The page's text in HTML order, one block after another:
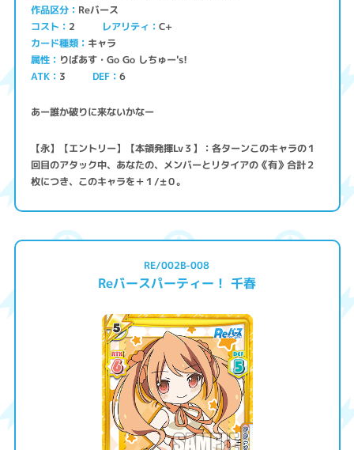
作品区分 Reバース
コスト 2 レアリティ C+
カード種類 キャラ
属性 りばあす・Go Go しちゅー's!
ATK 3 DEF 6
あー誰か破りに来ないかなー
【永】【エントリー】【本領発揮Lv３】：各ターンこのキャラの１
回目のアタック中、あなたの、メンバーとリタイアの《有》合計２
枚につき、このキャラを＋１/±０。
RE/002B-008
Reバースパーティー！ 千春